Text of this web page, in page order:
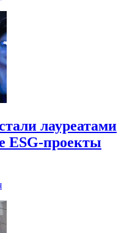
лауреатами
ESG-проекты